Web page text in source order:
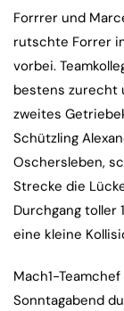
Forrrer und
rutschte Forrer
vorbei.
bestens zurecht
zweites
Schützling
Oschersleben,
Strecke die
Durchgang toller
eine kleine
Mach1-
Sonntagabend